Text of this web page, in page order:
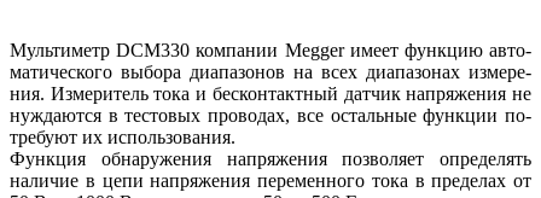
Мультиметр DCM330 компании Megger имеет функцию авто-
матического выбора диапазонов на всех диапазонах измере-
ния. Измеритель тока и бесконтактный датчик напряжения не
нуждаются в тестовых проводах, все остальные функции по-
требуют их использования.
Функция обнаружения напряжения позволяет определять
наличие в цепи напряжения переменного тока в пределах от